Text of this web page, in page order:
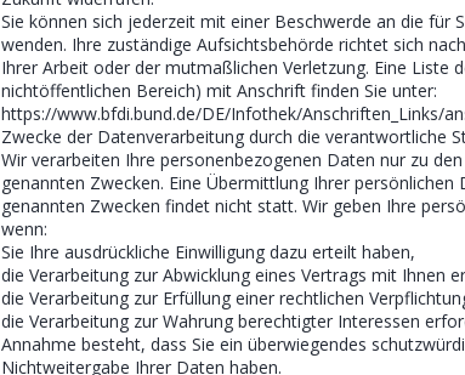
Sie können sich jederzeit mit einer Beschwerde an die für
wenden. Ihre zuständige Aufsichtsbehörde richtet sich
Ihrer Arbeit oder der mutmaßlichen Verletzung. Eine Liste
nichtöffentlichen Bereich) mit Anschrift finden Sie unter:
https://www.bfdi.bund.de/DE/Infothek/Anschriften_Links/
Zwecke der Datenverarbeitung durch die verantwortliche
Wir verarbeiten Ihre personenbezogenen Daten nur zu
genannten Zwecken. Eine Übermittlung Ihrer
genannten Zwecken findet nicht statt. Wir geben Ihre
wenn:
Sie Ihre ausdrückliche Einwilligung dazu erteilt haben,
die Verarbeitung zur Abwicklung eines Vertrags mit Ihnen
die Verarbeitung zur Erfüllung einer rechtlichen
die Verarbeitung zur Wahrung berechtigter Interessen
Annahme besteht, dass Sie ein überwiegendes
Nichtweitergabe Ihrer Daten haben.